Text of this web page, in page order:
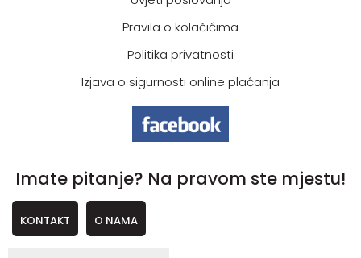
Pravila o kolačićima
Politika privatnosti
Izjava o sigurnosti online plaćanja
Imate pitanje? Na pravom ste mjestu!
KONTAKT O NAMA